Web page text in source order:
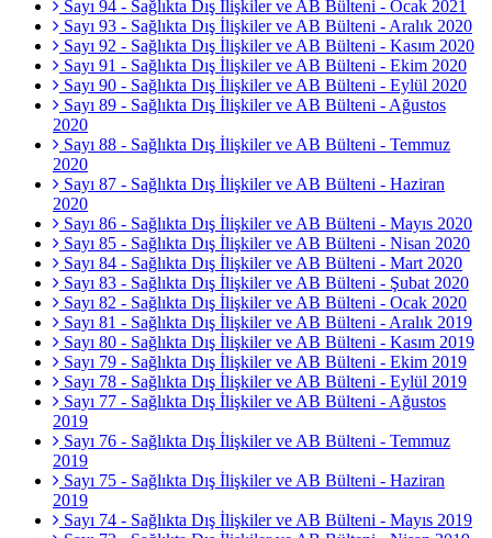
Sayı 94 - Sağlıkta Dış İlişkiler ve AB Bülteni - Ocak 2021
Sayı 93 - Sağlıkta Dış İlişkiler ve AB Bülteni - Aralık 2020
Sayı 92 - Sağlıkta Dış İlişkiler ve AB Bülteni - Kasım 2020
Sayı 91 - Sağlıkta Dış İlişkiler ve AB Bülteni - Ekim 2020
Sayı 90 - Sağlıkta Dış İlişkiler ve AB Bülteni - Eylül 2020
Sayı 89 - Sağlıkta Dış İlişkiler ve AB Bülteni - Ağustos
2020
Sayı 88 - Sağlıkta Dış İlişkiler ve AB Bülteni - Temmuz
2020
Sayı 87 - Sağlıkta Dış İlişkiler ve AB Bülteni - Haziran
2020
Sayı 86 - Sağlıkta Dış İlişkiler ve AB Bülteni - Mayıs 2020
Sayı 85 - Sağlıkta Dış İlişkiler ve AB Bülteni - Nisan 2020
Sayı 84 - Sağlıkta Dış İlişkiler ve AB Bülteni - Mart 2020
Sayı 83 - Sağlıkta Dış İlişkiler ve AB Bülteni - Şubat 2020
Sayı 82 - Sağlıkta Dış İlişkiler ve AB Bülteni - Ocak 2020
Sayı 81 - Sağlıkta Dış İlişkiler ve AB Bülteni - Aralık 2019
Sayı 80 - Sağlıkta Dış İlişkiler ve AB Bülteni - Kasım 2019
Sayı 79 - Sağlıkta Dış İlişkiler ve AB Bülteni - Ekim 2019
Sayı 78 - Sağlıkta Dış İlişkiler ve AB Bülteni - Eylül 2019
Sayı 77 - Sağlıkta Dış İlişkiler ve AB Bülteni - Ağustos
2019
Sayı 76 - Sağlıkta Dış İlişkiler ve AB Bülteni - Temmuz
2019
Sayı 75 - Sağlıkta Dış İlişkiler ve AB Bülteni - Haziran
2019
Sayı 74 - Sağlıkta Dış İlişkiler ve AB Bülteni - Mayıs 2019